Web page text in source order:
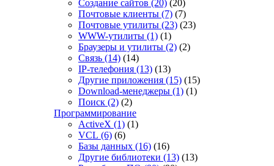
Создание сайтов (20) (20)
Почтовые клиенты (7) (7)
Почтовые утилиты (23) (23)
WWW-утилиты (1) (1)
Браузеры и утилиты (2) (2)
Связь (14) (14)
IP-телефония (13) (13)
Другие приложения (15) (15)
Download-менеджеры (1) (1)
Поиск (2) (2)
Программирование
ActiveX (1) (1)
VCL (6) (6)
Базы данных (16) (16)
Другие библиотеки (13) (13)